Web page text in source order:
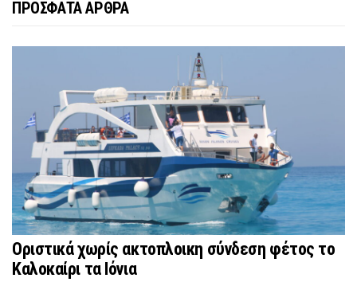
ΠΡΟΣΦΑΤΑ ΑΡΘΡΑ
Οριστικά χωρίς ακτοπλοικη σύνδεση φέτος το
Καλοκαίρι τα Ιόνια